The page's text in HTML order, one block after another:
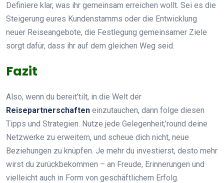
Definiere klar, was ihr gemeinsam erreichen wollt. Sei es die
Steigerung eures Kundenstamms oder die Entwicklung
neuer Reiseangebote, die Festlegung gemeinsamer Ziele
sorgt dafür, dass ihr auf dem gleichen Weg seid.
Fazit
Also, wenn du bereit’tilt, in die Welt der
Reisepartnerschaften einzutauchen, dann folge diesen
Tipps und Strategien. Nutze jede Gelegenheit,’round deine
Netzwerke zu erweitern, und scheue dich nicht, neue
Beziehungen zu knüpfen. Je mehr du investierst, desto mehr
wirst du zurückbekommen – an Freude, Erinnerungen und
vielleicht auch in Form von geschäftlichem Erfolg.